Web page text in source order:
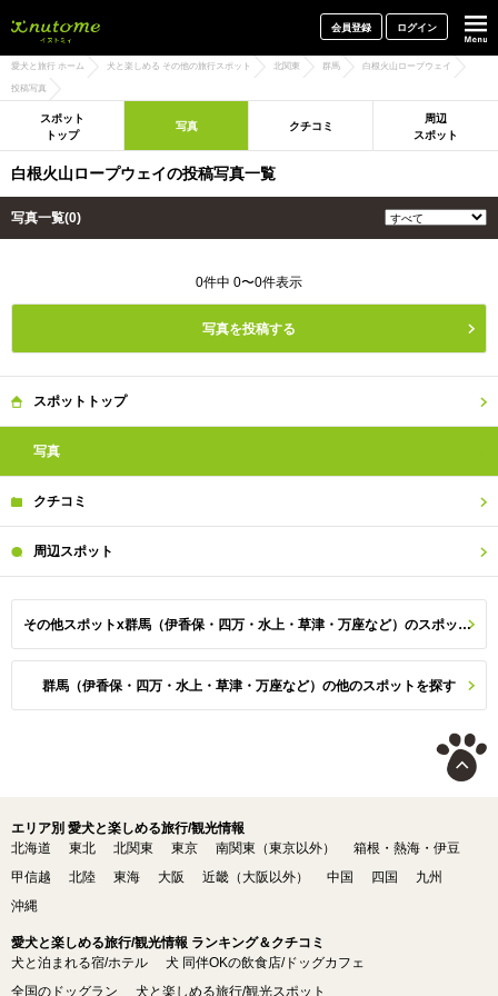
会員登録 ログイン
愛犬と旅行 ホーム 犬と楽しめる その他の旅行スポット 北関東 群馬 白根火山ロープウェイ
投稿写真
スポット
トップ
写真 クチコミ
周辺
スポット
白根火山ロープウェイの投稿写真一覧
写真一覧(0)
0件中 0〜0件表示
写真を投稿する
スポット トップ
写真
クチコミ
周辺スポット
その他スポットx群馬（伊香保・四万・水上・草津・万座など）のスポット一覧
群馬（伊香保・四万・水上・草津・万座など）の他のスポットを探す
エリア別 愛犬と楽しめる旅行/観光情報
北海道
東北 北関東 東京 南関東（東京以外）
箱根・熱海・伊豆
甲信越
北陸 東海 大阪 近畿（大阪以外） 中国 四国
九州
沖縄
愛犬と楽しめる旅行/観光情報 ランキング＆クチコミ
犬と泊まれる宿/ホテル
犬 同伴OKの飲食店/ドッグカフェ
全国のドッグラン
犬と楽しめる旅行/観光スポット